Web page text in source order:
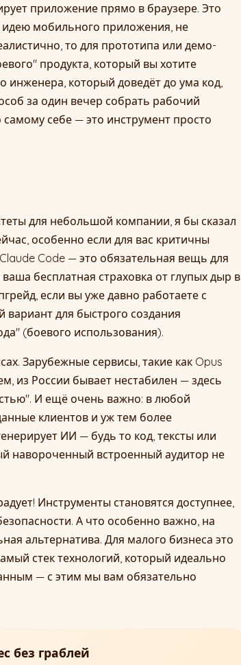
приложение прямо в браузере. Это
мобильного приложения, не
то для прототипа или демо-
продукта, который вы хотите
инженера, который доведёт до ума код,
за один вечер собрать рабочий
себе — это инструмент просто
для небольшой компании, я бы сказал
особенно если для вас критичны
Code — это обязательная вещь для
бесплатная страховка от глупых дыр в
если вы уже давно работаете с
вариант для быстрого создания
(боевого использования).
Зарубежные сервисы, такие как Opus
из России бывает нестабилен — здесь
И ещё очень важно: в любой
клиентов и уж тем более
ИИ — будь то код, тексты или
навороченный встроенный аудитор не
Инструменты становятся доступнее,
А что особенно важно, на
альтернатива. Для малого бизнеса это
стек технологий, который идеально
— с этим мы вам обязательно
без граблей